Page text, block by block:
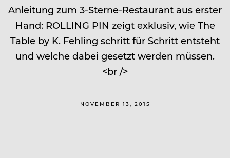
Anleitung zum 3-Sterne-Restaurant aus erster
Hand: ROLLING PIN zeigt exklusiv, wie The
Table by K. Fehling schritt für Schritt entsteht
und welche dabei gesetzt werden müssen.
<br />
NOVEMBER 13, 2015